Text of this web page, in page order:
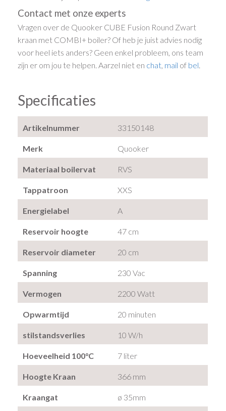
Contact met onze experts
Vragen over de Quooker CUBE Fusion Round Zwart
kraan met COMBI+ boiler? Of heb je juist advies nodig
voor heel iets anders? Geen enkel probleem, ons team
zijn er om jou te helpen. Aarzel niet en chat mail of bel
Specificaties
Artikelnummer 33150148
Merk Quooker
Materiaal boilervat RVS
Tappatroon XXS
Energielabel A
Reservoir hoogte 47 cm
Reservoir diameter 20 cm
Spanning 230 Vac
Vermogen 2200 Watt
Opwarmtijd 20 minuten
stilstandsverlies 10 W/h
Hoeveelheid 100°C 7 liter
Hoogte Kraan 366 mm
Kraangat ø 35mm